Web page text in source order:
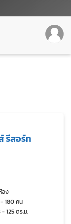
รีสอร์ท
อง
- 180 คน
- 125 ตร.ม.